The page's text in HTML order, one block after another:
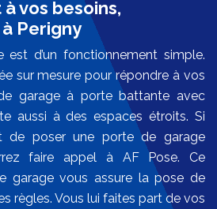
vos besoins,
Perigny
d’un fonctionnement simple.
sur mesure pour répondre à vos
garage à porte battante avec
aussi à des espaces étroits. Si
de poser une porte de garage
faire appel à AF Pose. Ce
garage vous assure la pose de
règles. Vous lui faites part de vos